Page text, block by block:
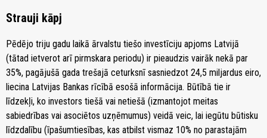
Strauji kāpj
Pēdējo triju gadu laikā ārvalstu tiešo investīciju apjoms Latvijā
(tātad ietverot arī pirmskara periodu) ir pieaudzis vairāk nekā par
35%, pagājušā gada trešajā ceturksnī sasniedzot 24,5 miljardus eiro,
liecina Latvijas Bankas rīcībā esošā informācija. Būtībā tie ir
līdzekļi, ko investors tiešā vai netiešā (izmantojot meitas
sabiedrības vai asociētos uzņēmumus) veidā veic, lai iegūtu būtisku
līdzdalību (īpašumtiesības, kas atbilst vismaz 10% no parastajām